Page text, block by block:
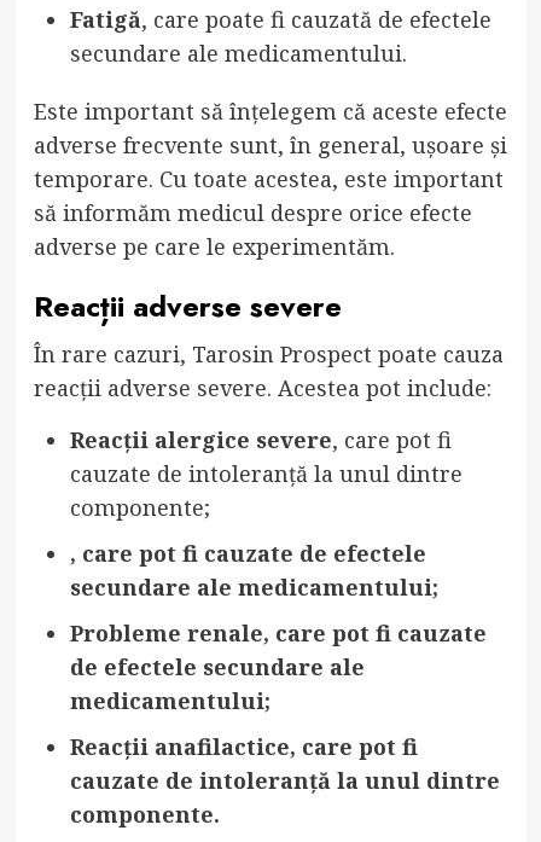
Fatigă, care poate fi cauzată de efectele
secundare ale medicamentului.
Este important să înțelegem că aceste efecte
adverse frecvente sunt, în general, ușoare și
temporare. Cu toate acestea, este important
să informăm medicul despre orice efecte
adverse pe care le experimentăm.
Reacții adverse severe
În rare cazuri, Tarosin Prospect poate cauza
reacții adverse severe. Acestea pot include:
Reacții alergice severe, care pot fi
cauzate de intoleranță la unul dintre
componente;
, care pot fi cauzate de efectele
secundare ale medicamentului;
Probleme renale, care pot fi cauzate
de efectele secundare ale
medicamentului;
Reacții anafilactice, care pot fi
cauzate de intoleranță la unul dintre
componente.